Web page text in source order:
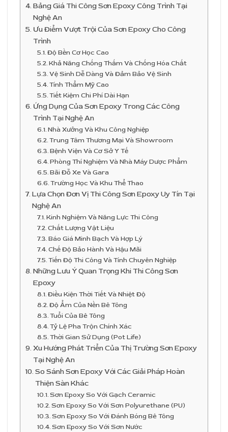
Bảng Giá Thi Công Sơn Epoxy Công Trình Tại
Nghệ An
Ưu Điểm Vượt Trội Của Sơn Epoxy Cho Công
Trình
Độ Bền Cơ Học Cao
Khả Năng Chống Thấm Và Chống Hóa Chất
Vệ Sinh Dễ Dàng Và Đảm Bảo Vệ Sinh
Tính Thẩm Mỹ Cao
Tiết Kiệm Chi Phí Dài Hạn
Ứng Dụng Của Sơn Epoxy Trong Các Công
Trình Tại Nghệ An
Nhà Xưởng Và Khu Công Nghiệp
Trung Tâm Thương Mại Và Showroom
Bệnh Viện Và Cơ Sở Y Tế
Phòng Thí Nghiệm Và Nhà Máy Dược Phẩm
Bãi Đỗ Xe Và Gara
Trường Học Và Khu Thể Thao
Lựa Chọn Đơn Vị Thi Công Sơn Epoxy Uy Tín Tại
Nghệ An
Kinh Nghiệm Và Năng Lực Thi Công
Chất Lượng Vật Liệu
Báo Giá Minh Bạch Và Hợp Lý
Chế Độ Bảo Hành Và Hậu Mãi
Tiến Độ Thi Công Và Tính Chuyên Nghiệp
Những Lưu Ý Quan Trọng Khi Thi Công Sơn
Epoxy
Điều Kiện Thời Tiết Và Nhiệt Độ
Độ Ẩm Của Nền Bê Tông
Tuổi Của Bê Tông
Tỷ Lệ Pha Trộn Chính Xác
Thời Gian Sử Dụng (Pot Life)
Xu Hướng Phát Triển Của Thị Trường Sơn Epoxy
Tại Nghệ An
So Sánh Sơn Epoxy Với Các Giải Pháp Hoàn
Thiện Sàn Khác
Sơn Epoxy So Với Gạch Ceramic
Sơn Epoxy So Với Sơn Polyurethane (PU)
Sơn Epoxy So Với Đánh Bóng Bê Tông
Sơn Epoxy So Với Sơn Nước